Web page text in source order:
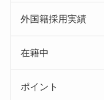
外国籍採用実績
在籍中
ポイント